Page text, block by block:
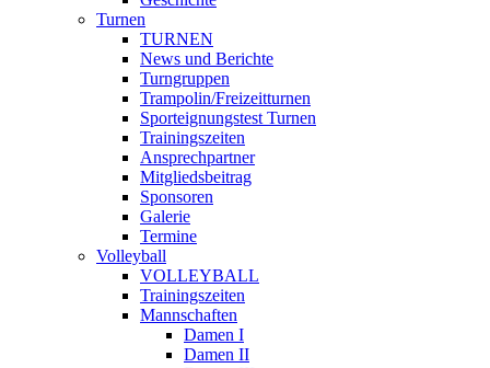
Turnen
TURNEN
News und Berichte
Turngruppen
Trampolin/Freizeitturnen
Sporteignungstest Turnen
Trainingszeiten
Ansprechpartner
Mitgliedsbeitrag
Sponsoren
Galerie
Termine
Volleyball
VOLLEYBALL
Trainingszeiten
Mannschaften
Damen I
Damen II